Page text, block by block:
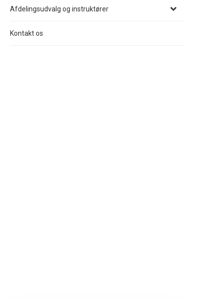
Afdelingsudvalg og instruktører
Kontakt os